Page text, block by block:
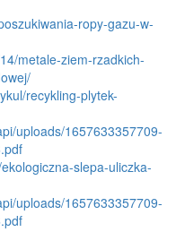
ropy-gazu-w-
metale-ziem-rzadkich-
recykling-plytek-
uploads/1657633357709-
slepa-uliczka-
uploads/1657633357709-